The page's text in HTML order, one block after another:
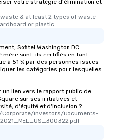
votre stratégie d'élimination et
& at least 2 types of waste
or plastic
Sofitel Washington DC
mère sont-ils certifiés en tant
à 51 % par des personnes issues
les catégories pour lesquelles
lien vers le rapport public de
sur ses initiatives et
d'équité et d'inclusion ?
Investors/Documents-